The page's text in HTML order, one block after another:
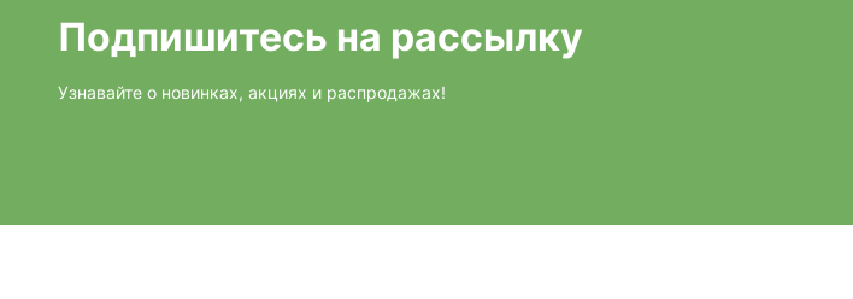
Подпишитесь на рассылку
Узнавайте о новинках, акциях и распродажах!